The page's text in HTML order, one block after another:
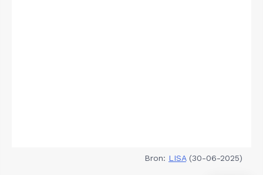
Bron: LISA(30-06-2025)